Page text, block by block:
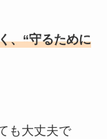
、“守るために
も大丈夫で